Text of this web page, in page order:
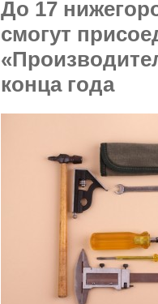
До 17
смогут
конца года